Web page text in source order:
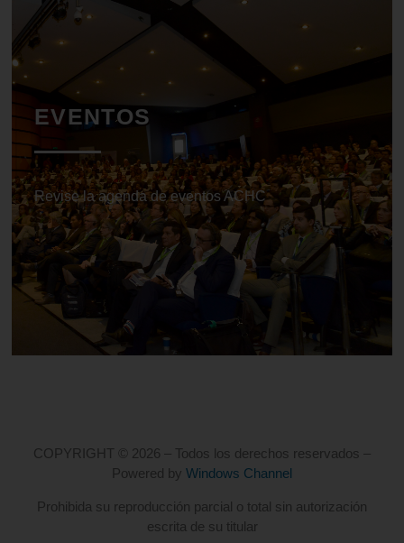
EVENTOS
Revise la agenda de eventos ACHC
COPYRIGHT © 2026 – Todos los derechos reservados –
Powered by Windows Channel
Prohibida su reproducción parcial o total sin autorización
escrita de su titular